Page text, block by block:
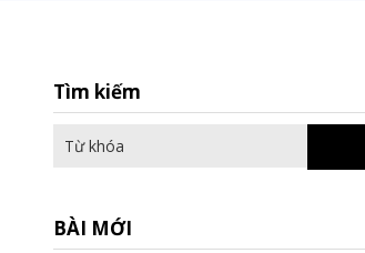
Tìm kiếm
BÀI MỚI